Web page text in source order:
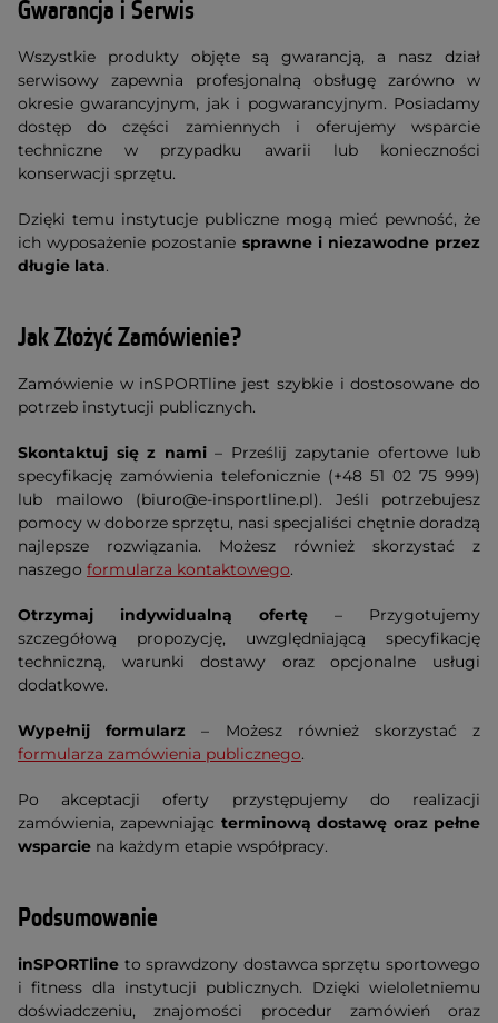
Gwarancja i Serwis
Wszystkie produkty objęte są gwarancją, a nasz dział
serwisowy zapewnia profesjonalną obsługę zarówno w
okresie gwarancyjnym, jak i pogwarancyjnym. Posiadamy
dostęp do części zamiennych i oferujemy wsparcie
techniczne w przypadku awarii lub konieczności
konserwacji sprzętu.
Dzięki temu instytucje publiczne mogą mieć pewność, że
ich wyposażenie pozostanie sprawne i niezawodne przez
długie lata.
Jak Złożyć Zamówienie?
Zamówienie w inSPORTline jest szybkie i dostosowane do
potrzeb instytucji publicznych.
Skontaktuj się z nami– Prześlij zapytanie ofertowe lub
specyfikację zamówienia telefonicznie (+48 51 02 75 999)
lub mailowo (biuro@e-insportline.pl). Jeśli potrzebujesz
pomocy w doborze sprzętu, nasi specjaliści chętnie doradzą
najlepsze rozwiązania. Możesz również skorzystać z
naszego formularza kontaktowego.
Otrzymaj indywidualną ofertę – Przygotujemy
szczegółową propozycję, uwzględniającą specyfikację
techniczną, warunki dostawy oraz opcjonalne usługi
dodatkowe.
Wypełnij formularz – Możesz również skorzystać z
formularza zamówienia publicznego.
Po akceptacji oferty przystępujemy do realizacji
zamówienia, zapewniając terminową dostawę oraz pełne
wsparcie na każdym etapie współpracy.
Podsumowanie
inSPORTline to sprawdzony dostawca sprzętu sportowego
i fitness dla instytucji publicznych. Dzięki wieloletniemu
doświadczeniu, znajomości procedur zamówień oraz